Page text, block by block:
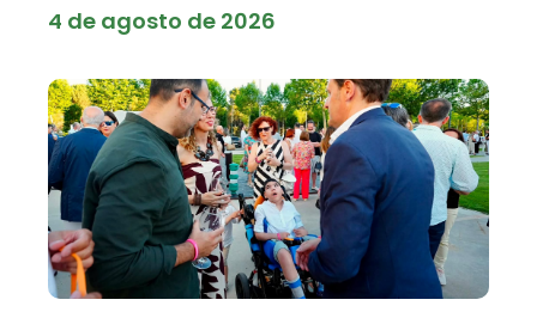
4 de agosto de 2026